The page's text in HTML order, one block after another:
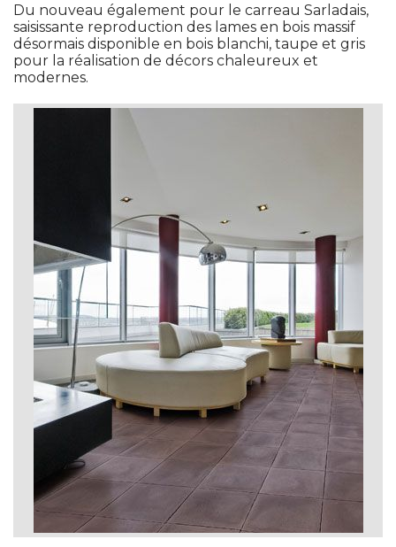
Du nouveau également pour le carreau Sarladais,
saisissante reproduction des lames en bois massif
désormais disponible en bois blanchi, taupe et gris
pour la réalisation de décors chaleureux et
modernes.